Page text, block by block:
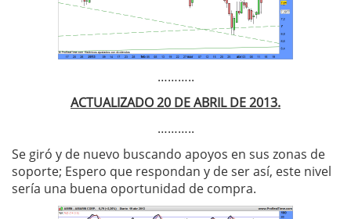
………..
ACTUALIZADO 20 DE ABRIL DE 2013.
………..
Se giró y de nuevo buscando apoyos en sus zonas de
soporte; Espero que respondan y de ser así, este nivel
sería una buena oportunidad de compra.